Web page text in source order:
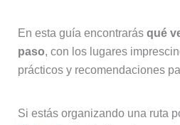
En esta guía encontrarás qué
paso, con los lugares
prácticos y recomendaciones
Si estás organizando una ruta